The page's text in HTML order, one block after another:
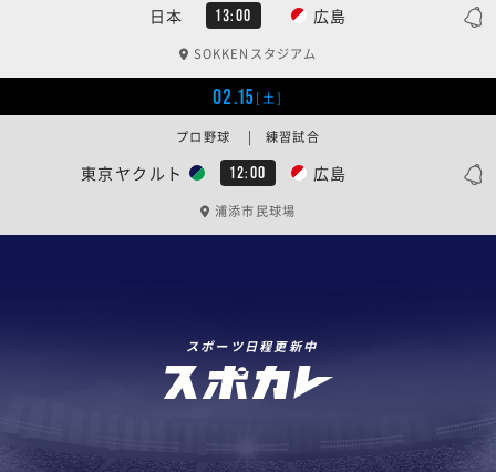
日本 13:00 広島
SOKKENスタジアム
02.15[土]
東京ヤクルト 12:00 広島
プロ野球 | 練習試合
浦添市民球場
スポーツ日程更新中